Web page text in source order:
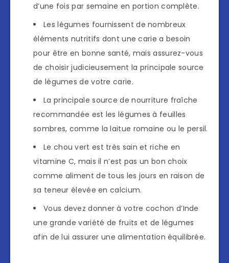
d’une fois par semaine en portion complète.
Les légumes fournissent de nombreux
éléments nutritifs dont une carie a besoin
pour être en bonne santé, mais assurez-vous
de choisir judicieusement la principale source
de légumes de votre carie.
La principale source de nourriture fraîche
recommandée est les légumes à feuilles
sombres, comme la laitue romaine ou le persil.
Le chou vert est très sain et riche en
vitamine C, mais il n’est pas un bon choix
comme aliment de tous les jours en raison de
sa teneur élevée en calcium.
Vous devez donner à votre cochon d’Inde
une grande variété de fruits et de légumes
afin de lui assurer une alimentation équilibrée.